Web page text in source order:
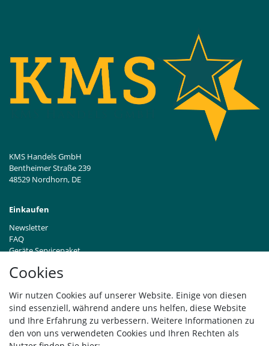
Cookies
Wir nutzen Cookies auf unserer Website. Einige von diesen
sind essenziell, während andere uns helfen, diese Website
und Ihre Erfahrung zu verbessern. Weitere Informationen zu
den von uns verwendeten Cookies und Ihren Rechten als
KMS Handels GmbH
Bentheimer Straße 239
48529 Nordhorn, DE
Einkaufen
Newsletter
FAQ
Geräte Servicepaket
Händleranfragen B2B
Widerrufsrecht
Vertrag widerrufen
Versand